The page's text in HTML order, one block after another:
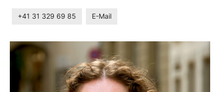
+41 31 329 69 85 E-Mail